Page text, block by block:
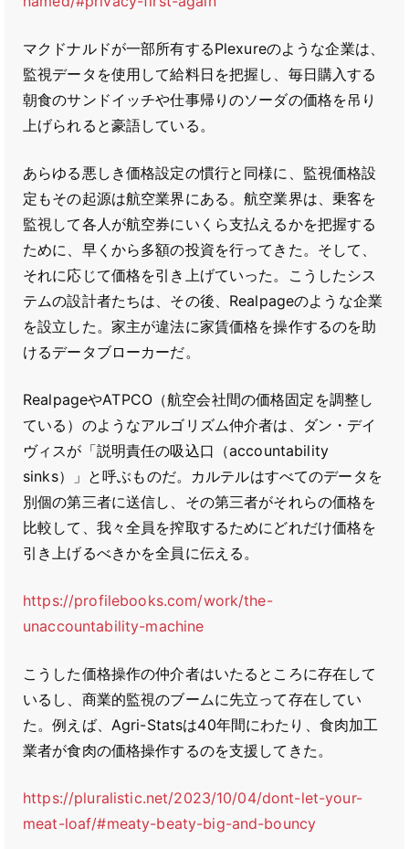
マクドナルドが一部所有するPlexureのような企業は、
監視データを使用して給料日を把握し、毎日購入する
朝食のサンドイッチや仕事帰りのソーダの価格を吊り
上げられると豪語している。
あらゆる悪しき価格設定の慣行と同様に、監視価格設
定もその起源は航空業界にある。航空業界は、乗客を
監視して各人が航空券にいくら支払えるかを把握する
ために、早くから多額の投資を行ってきた。そして、
それに応じて価格を引き上げていった。こうしたシス
テムの設計者たちは、その後、Realpageのような企業
を設立した。家主が違法に家賃価格を操作するのを助
けるデータブローカーだ。
RealpageやATPCO（航空会社間の価格固定を調整し
ている）のようなアルゴリズム仲介者は、ダン・デイ
ヴィスが「説明責任の吸込口（accountability
sinks）」と呼ぶものだ。カルテルはすべてのデータを
別個の第三者に送信し、その第三者がそれらの価格を
比較して、我々全員を搾取するためにどれだけ価格を
引き上げるべきかを全員に伝える。
https://profilebooks.com/work/the-
unaccountability-machine
こうした価格操作の仲介者はいたるところに存在して
いるし、商業的監視のブームに先立って存在してい
た。例えば、Agri-Statsは40年間にわたり、食肉加工
業者が食肉の価格操作するのを支援してきた。
https://pluralistic.net/2023/10/04/dont-let-your-
meat-loaf/#meaty-beaty-big-and-bouncy